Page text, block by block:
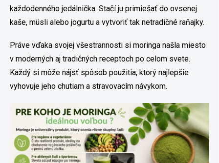
každodenného jedálnička. Stačí ju primiešať do ovsenej
kaše, müsli alebo jogurtu a vytvoriť tak netradičné raňajky.
Práve vďaka svojej všestrannosti si moringa našla miesto
v moderných aj tradičných receptoch po celom svete.
Každý si môže nájsť spôsob použitia, ktorý najlepšie
vyhovuje jeho chutiam a stravovacím návykom.